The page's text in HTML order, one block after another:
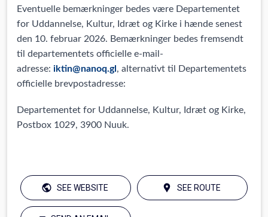
Eventuelle bemærkninger bedes være Departementet
for Uddannelse, Kultur, Idræt og Kirke i hænde senest
den 10. februar 2026. Bemærkninger bedes fremsendt
til departementets officielle e-mail-
adresse: iktin@nanoq.gl, alternativt til Departementets
officielle brevpostadresse:
Departementet for Uddannelse, Kultur, Idræt og Kirke,
Postbox 1029, 3900 Nuuk.
SEE WEBSITE SEE ROUTE